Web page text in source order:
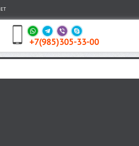
+7(985)305-33-00